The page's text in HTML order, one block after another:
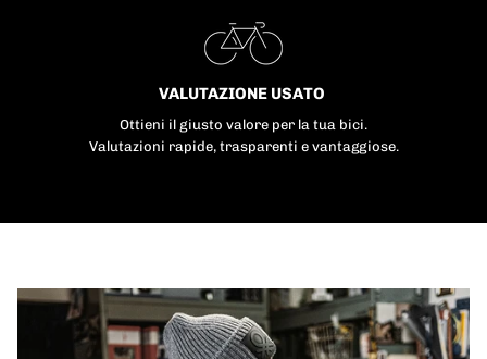
VALUTAZIONE USATO
Ottieni il giusto valore per la tua bici.
Valutazioni rapide, trasparenti e vantaggiose.